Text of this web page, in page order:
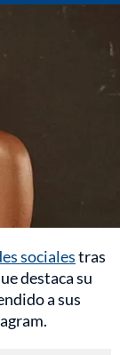
socialestras
destaca su
a sus